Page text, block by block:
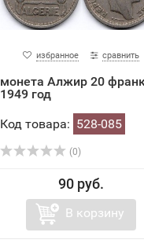
избранное сравнить
монета Алжир 20
1949 год
Код товара: 528-085
(0)
90 руб.
В корзину